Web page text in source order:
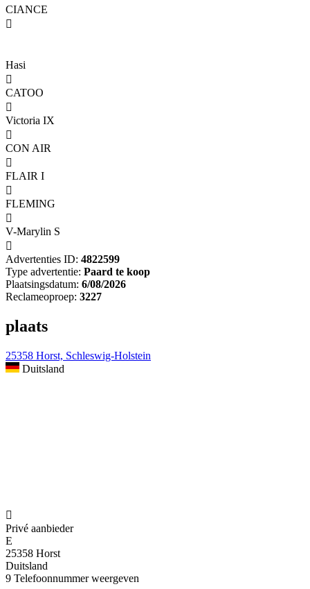
CIANCE

Hasi

CATOO

Victoria IX

CON AIR

FLAIR I

FLEMING

V-Marylin S

Advertenties ID: 4822599
Type advertentie: Paard te koop
Plaatsingsdatum: 6/08/2026
Reclameoproep: 3227
plaats
25358 Horst, Schleswig-Holstein
Duitsland

Privé aanbieder
E
25358 Horst
Duitsland
9 Telefoonnummer weergeven